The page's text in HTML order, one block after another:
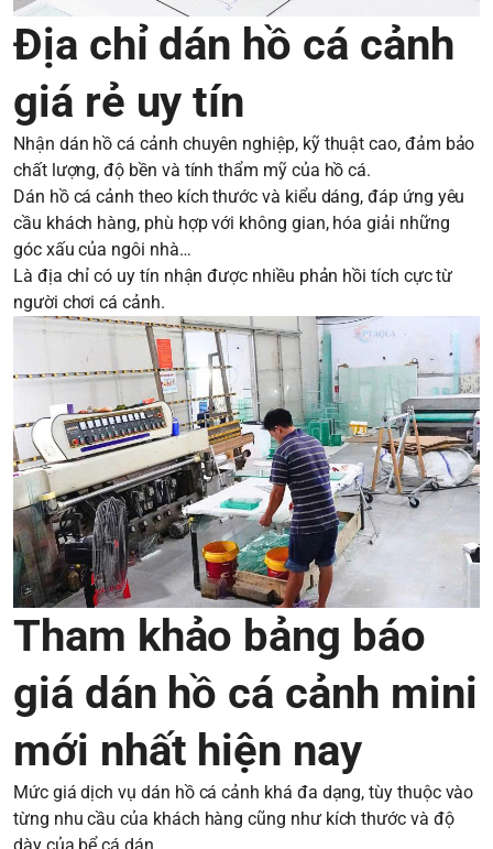
Địa chỉ dán hồ cá cảnh
giá rẻ uy tín
Nhận dán hồ cá cảnh chuyên nghiệp, kỹ thuật cao, đảm bảo
chất lượng, độ bền và tính thẩm mỹ của hồ cá.
Dán hồ cá cảnh theo kích thước và kiểu dáng, đáp ứng yêu
cầu khách hàng, phù hợp với không gian, hóa giải những
góc xấu của ngôi nhà…
Là địa chỉ có uy tín nhận được nhiều phản hồi tích cực từ
người chơi cá cảnh.
Tham khảo bảng báo
giá dán hồ cá cảnh mini
mới nhất hiện nay
Mức giá dịch vụ dán hồ cá cảnh khá đa dạng, tùy thuộc vào
từng nhu cầu của khách hàng cũng như kích thước và độ